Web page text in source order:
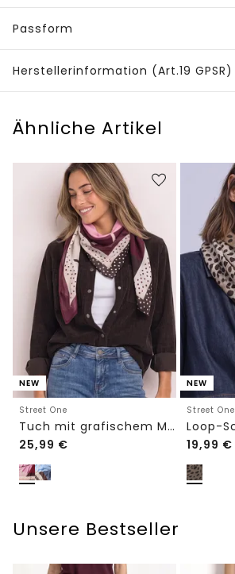
Passform
Herstellerinformation (Art.19 GPSR)
Ähnliche Artikel
NEW
Street One
Tuch mit grafischem Muster
25,99 €
NEW
Street One
19,99 €
Unsere Bestseller